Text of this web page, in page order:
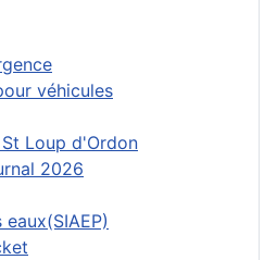
véhicules
Loup d'Ordon
2026